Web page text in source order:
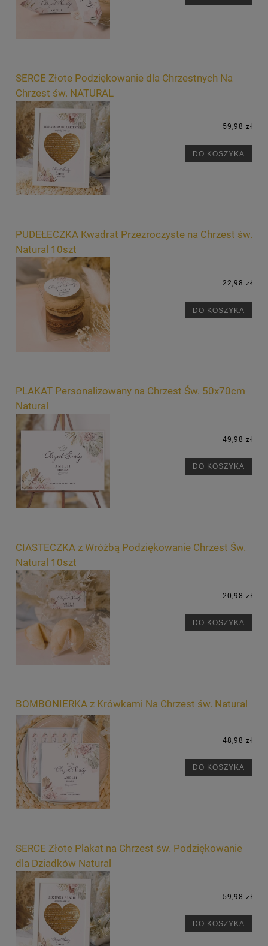
SERCE Złote Podziękowanie dla Chrzestnych Na
Chrzest św. NATURAL
59,98 zł
DO KOSZYKA
PUDEŁECZKA Kwadrat Przezroczyste na Chrzest św.
Natural 10szt
22,98 zł
DO KOSZYKA
PLAKAT Personalizowany na Chrzest Św. 50x70cm
Natural
49,98 zł
DO KOSZYKA
CIASTECZKA z Wróżbą Podziękowanie Chrzest Św.
Natural 10szt
20,98 zł
DO KOSZYKA
BOMBONIERKA z Krówkami Na Chrzest św. Natural
48,98 zł
DO KOSZYKA
SERCE Złote Plakat na Chrzest św. Podziękowanie
dla Dziadków Natural
59,98 zł
DO KOSZYKA